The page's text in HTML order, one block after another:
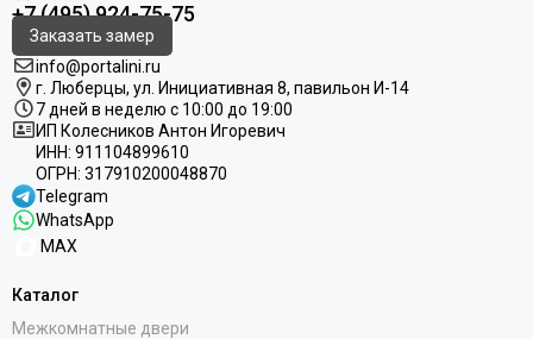
+7 (495) 924-75-75
Заказать замер
info@portalini.ru
г. Люберцы, ул. Инициативная 8, павильон И-14
7 дней в неделю с 10:00 до 19:00
ИП Колесников Антон Игоревич
ИНН: 911104899610
ОГРН: 317910200048870
Telegram
WhatsApp
MAX
Каталог
Межкомнатные двери